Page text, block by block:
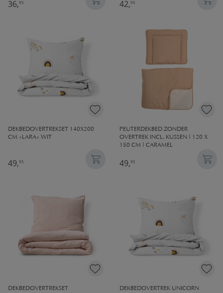
36,95 42,95
DEKBEDOVERTREKSET 140X200
CM «LARA» WIT
49,95
PEUTERDEKBED ZONDER
OVERTREK INCL. KUSSEN | 120 X
150 CM | CARAMEL
49,95
DEKBEDOVERTREKSET
DEKBEDOVERTREK UNICORN